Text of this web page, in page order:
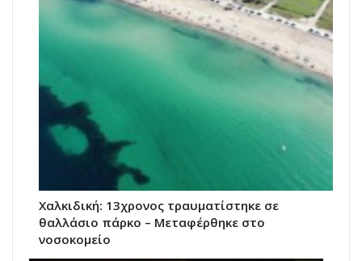
Χαλκιδική: 13χρονος τραυματίστηκε σε
θαλλάσιο πάρκο – Μεταφέρθηκε στο
νοσοκομείο